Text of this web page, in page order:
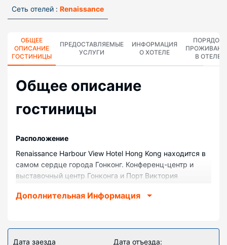
Сеть отелей : Renaissance
ОБЩЕЕ
ОПИСАНИЕ
ГОСТИНИЦЫ
ПРЕДОСТАВЛЯЕМЫЕ
УСЛУГИ
ИНФОРМАЦИЯ
О ХОТЕЛЕ
ПОРЯДОК
В ОТЕЛЕ
Общее описание
гостиницы
Pасположение
Renaissance Harbour View Hotel Hong Kong находится в
самом сердце города Гонконг. Конференц-центр и
выставочный центр Гонконга и Порт Виктория
«люкс» — вариант с прекрасным расположением:
Дополнительная Информация
Дата заезда Дата отъезда: